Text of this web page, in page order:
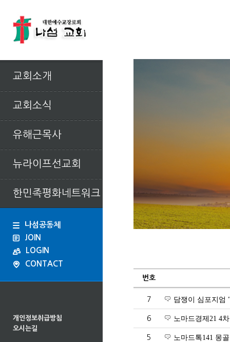
교회소개
교회소식
유해근목사
뉴라이프선교회
한민족평화네트워크
나섬공동체
JOIN
LOGIN
CONTACT
개인정보취급방침
오시는길
번호
7 담쟁이 심포지엄
6 노마드경제21 4
5 노마드톡141 몽